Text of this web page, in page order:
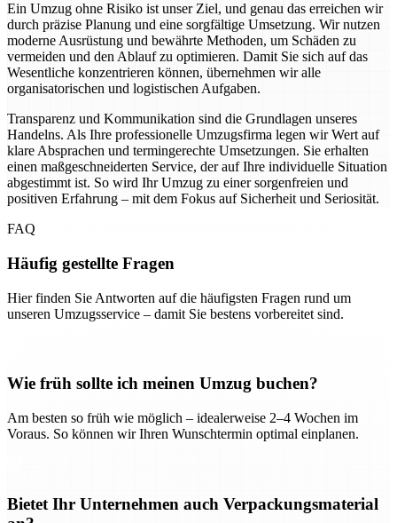
Ein Umzug ohne Risiko ist unser Ziel, und genau das erreichen wir
durch präzise Planung und eine sorgfältige Umsetzung. Wir nutzen
moderne Ausrüstung und bewährte Methoden, um Schäden zu
vermeiden und den Ablauf zu optimieren. Damit Sie sich auf das
Wesentliche konzentrieren können, übernehmen wir alle
organisatorischen und logistischen Aufgaben.
Transparenz und Kommunikation sind die Grundlagen unseres
Handelns. Als Ihre professionelle Umzugsfirma legen wir Wert auf
klare Absprachen und termingerechte Umsetzungen. Sie erhalten
einen maßgeschneiderten Service, der auf Ihre individuelle Situation
abgestimmt ist. So wird Ihr Umzug zu einer sorgenfreien und
positiven Erfahrung – mit dem Fokus auf Sicherheit und Seriosität.
FAQ
Häufig gestellte Fragen
Hier finden Sie Antworten auf die häufigsten Fragen rund um
unseren Umzugsservice – damit Sie bestens vorbereitet sind.
Wie früh sollte ich meinen Umzug buchen?
Am besten so früh wie möglich – idealerweise 2–4 Wochen im
Voraus. So können wir Ihren Wunschtermin optimal einplanen.
Bietet Ihr Unternehmen auch Verpackungsmaterial